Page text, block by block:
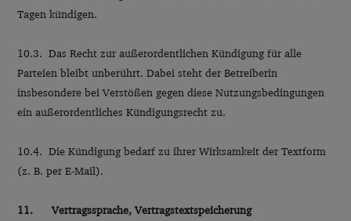
Tagen kündigen.
10.3. Das Recht zur außerordentlichen Kündigung für alle
Parteien bleibt unberührt. Dabei steht der Betreiberin
insbesondere bei Verstößen gegen diese Nutzungsbedingungen
ein außerordentliches Kündigungsrecht zu.
10.4. Die Kündigung bedarf zu ihrer Wirksamkeit der Textform
(z. B. per E-Mail).
11. Vertragssprache, Vertragstextspeicherung